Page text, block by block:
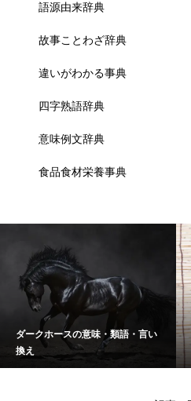
語源由来辞典
故事ことわざ辞典
違いがわかる事典
四字熟語辞典
意味例文辞典
食品食材栄養事典
ダークホースの意味・類語・言い
換え